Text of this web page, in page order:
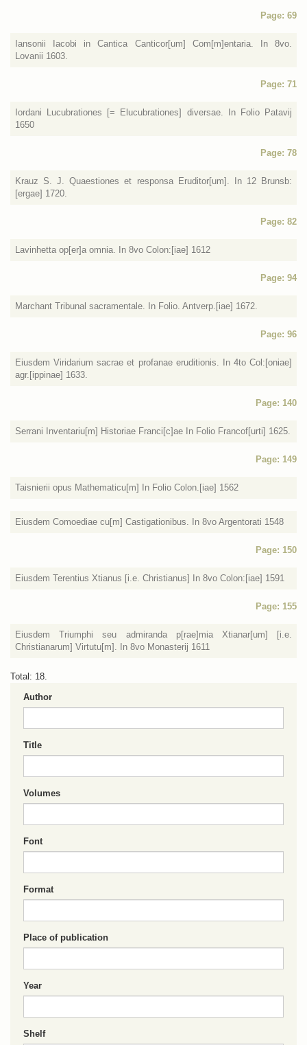
Page: 69
Iansonii Iacobi in Cantica Canticor[um] Com[m]entaria. In 8vo.
Lovanii 1603.
Page: 71
Iordani Lucubrationes [= Elucubrationes] diversae. In Folio Patavij
1650
Page: 78
Krauz S. J. Quaestiones et responsa Eruditor[um]. In 12 Brunsb:
[ergae] 1720.
Page: 82
Lavinhetta op[er]a omnia. In 8vo Colon:[iae] 1612
Page: 94
Marchant Tribunal sacramentale. In Folio. Antverp.[iae] 1672.
Page: 96
Eiusdem Viridarium sacrae et profanae eruditionis. In 4to Col:[oniae]
agr.[ippinae] 1633.
Page: 140
Serrani Inventariu[m] Historiae Franci[c]ae In Folio Francof[urti] 1625.
Page: 149
Taisnierii opus Mathematicu[m] In Folio Colon.[iae] 1562
Eiusdem Comoediae cu[m] Castigationibus. In 8vo Argentorati 1548
Page: 150
Eiusdem Terentius Xtianus [i.e. Christianus] In 8vo Colon:[iae] 1591
Page: 155
Eiusdem Triumphi seu admiranda p[rae]mia Xtianar[um] [i.e.
Christianarum] Virtutu[m]. In 8vo Monasterij 1611
Total: 18.
Author
Title
Volumes
Font
Format
Place of publication
Year
Shelf